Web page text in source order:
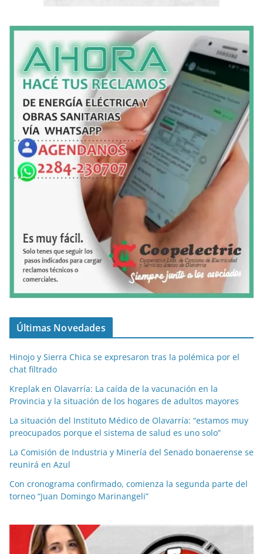
Últimas Novedades
Hinojo y Sierra Chica se expresaron tras la polémica por el
chat filtrado
Kreplak en Olavarría: La caída de la vacunación en la
Provincia y la situación de los hogares de adultos mayores
La situación del Instituto Médico de Olavarría: “estamos muy
preocupados porque el sistema de salud es uno solo”
La Comisión de Industria y Minería del Senado bonaerense se
reunirá en Azul
Con cronograma confirmado, comienza la segunda parte del
torneo “Juan Domingo Marinangeli”